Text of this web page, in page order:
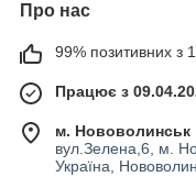
Про нас
99% позитивних з
Працює з
м. Нововолинськ
вул.Зелена,6, м.
Україна,